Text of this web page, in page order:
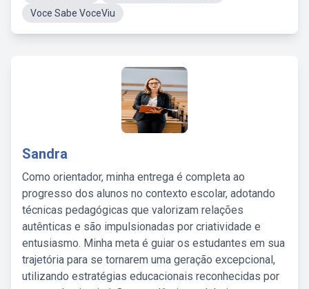
Voce Sabe VoceViu
Sandra
Como orientador, minha entrega é completa ao
progresso dos alunos no contexto escolar, adotando
técnicas pedagógicas que valorizam relações
autênticas e são impulsionadas por criatividade e
entusiasmo. Minha meta é guiar os estudantes em sua
trajetória para se tornarem uma geração excepcional,
utilizando estratégias educacionais reconhecidas por